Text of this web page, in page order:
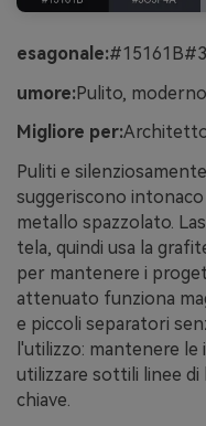
esagonale:
umore:Pulito,
Migliore per:
Puliti e
suggeriscono
metallo spazzolato.
tela, quindi usa la
per mantenere i
attenuato funziona
e piccoli separatori
l'utilizzo: mantenere le
utilizzare sottili linee
chiave.